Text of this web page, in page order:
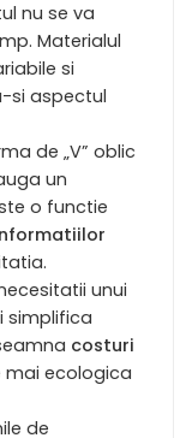
nu se va
Materialul
si
si aspectul
de „V” oblic
un
o functie
unui
simplifica
costuri
mai ecologica
de